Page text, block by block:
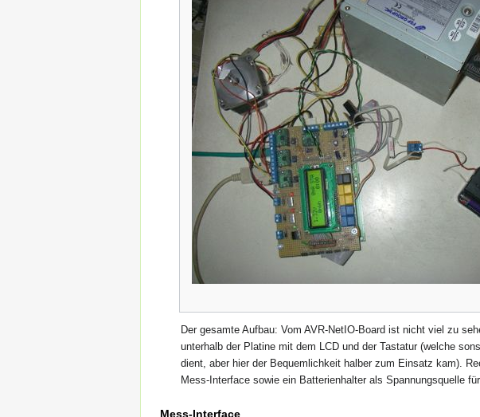
Der gesamte Aufbau: Vom AVR-NetIO-Board ist nicht viel zu
unterhalb der Platine mit dem LCD und der Tastatur (welche
dient, aber hier der Bequemlichkeit halber zum Einsatz kam).
Mess-Interface sowie ein Batterienhalter als Spannungsquelle
Mess-Interface